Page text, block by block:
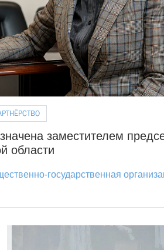
заместителем
области
государственная